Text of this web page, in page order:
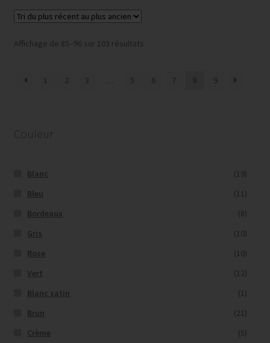
Affichage de 85–96 sur 103 résultatsTrié
récent
1 2 3 5 6 7 8 9
Couleur
Blanc
(19)
Bleu
(11)
Bordeaux
(8)
Gris
(10)
Rose
(10)
Vert
(12)
Blanc satin
(1)
Brun
(21)
Crème
(5)